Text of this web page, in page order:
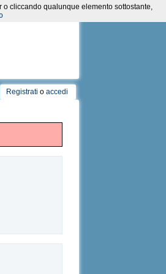
Registrati o accedi
cliccando qualunque elemento sottostante,